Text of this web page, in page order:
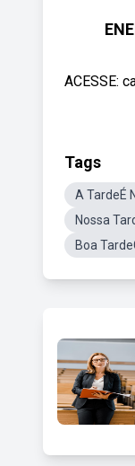
ACESSE:
Tags
A TardeÉ
Nossa
Boa